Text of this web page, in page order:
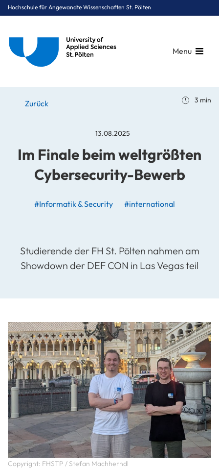
Hochschule für Angewandte Wissenschaften St. Pölten
Menu
Finale beim weltgrößten Cybersecurity-Bewerb
Zurück 3 min
Im Finale beim weltgrößten
Cybersecurity-Bewerb
#Informatik & Security #international
13.08.2025
Studierende der FH St. Pölten nahmen am
Showdown der DEF CON in Las Vegas teil
Copyright: FHSTP / Stefan Machherndl